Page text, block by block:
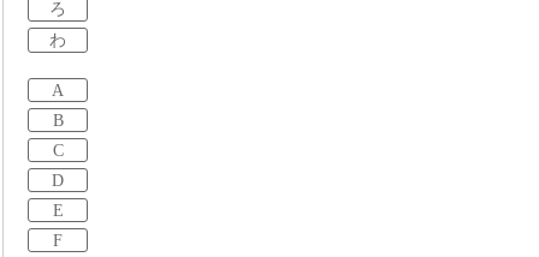
ろ
わ
A
B
C
D
E
F